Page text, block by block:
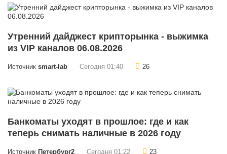
Утренний дайджест крипторынка - выжимка
из VIP каналов 06.08.2026
Источник smart-lab Сегодня 01:40 26
Банкоматы уходят в прошлое: где и как
теперь снимать наличные в 2026 году
Источник Петербург2 Сегодня 01:22 23